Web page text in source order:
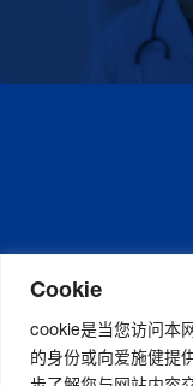
Cookie
cookie是当您访问本
的身份或向爱施健提